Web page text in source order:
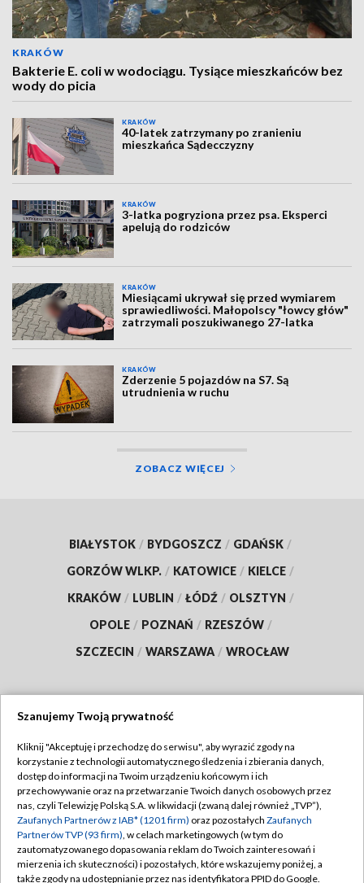
KRAKÓW
Bakterie E. coli w wodociągu. Tysiące mieszkańców bez
wody do picia
KRAKÓW
40-latek zatrzymany po zranieniu
mieszkańca Sądecczyzny
KRAKÓW
3-latka pogryziona przez psa. Eksperci
apelują do rodziców
KRAKÓW
Miesiącami ukrywał się przed wymiarem
sprawiedliwości. Małopolscy "łowcy głów"
zatrzymali poszukiwanego 27-latka
KRAKÓW
Zderzenie 5 pojazdów na S7. Są
utrudnienia w ruchu
ZOBACZ WIĘCEJ
BIAŁYSTOK / BYDGOSZCZ / GDAŃSK /
GORZÓW WLKP. / KATOWICE / KIELCE /
KRAKÓW / LUBLIN / ŁÓDŹ / OLSZTYN /
OPOLE / POZNAŃ / RZESZÓW /
SZCZECIN / WARSZAWA / WROCŁAW
TVP
Abonament TVP
Emisja w TVP
Centrum informacji TVP
Naziemna Telewizja Cyfrowa
Regulamin TVP
Polityka prywatności
Moje zgody
Pomoc
Szanujemy Twoją prywatność
Kliknij "Akceptuję i przechodzę do serwisu", aby wyrazić zgody na
korzystanie z technologii automatycznego śledzenia i zbierania danych,
dostęp do informacji na Twoim urządzeniu końcowym i ich
przechowywanie oraz na przetwarzanie Twoich danych osobowych przez
nas, czyli Telewizję Polską S.A. w likwidacji (zwaną dalej również „TVP”),
Zaufanych Partnerów z IAB* (1201 firm) oraz pozostałych Zaufanych
Partnerów TVP (93 firm), w celach marketingowych (w tym do
zautomatyzowanego dopasowania reklam do Twoich zainteresowań i
mierzenia ich skuteczności) i pozostałych, które wskazujemy poniżej, a
także zgody na udostępnianie przez nas identyfikatora PPID do Google.